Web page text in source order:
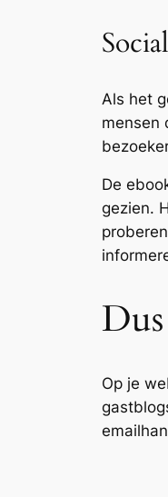
Als het
mensen
De
gezien.
Op je